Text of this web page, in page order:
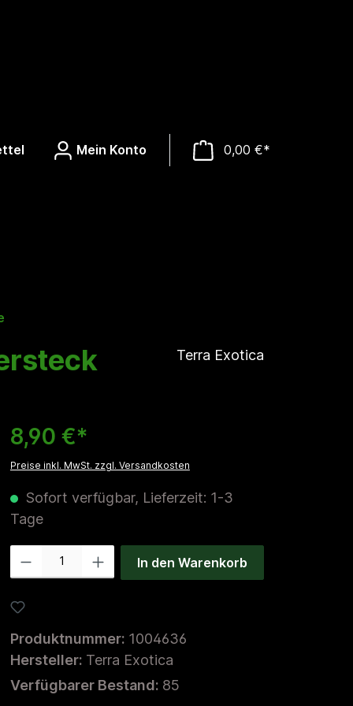
Mein Konto 0,00 €*
Terra Exotica
8,90 €*
Preise inkl. MwSt. zzgl. Versandkosten
Sofort verfügbar, Lieferzeit: 1-3
Tage
In den Warenkorb
Produktnummer: 1004636
Hersteller: Terra Exotica
Verfügbarer Bestand: 85